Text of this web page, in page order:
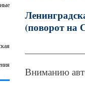
(поворот на
Вниманию